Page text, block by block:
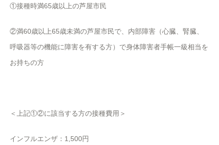
①接種時満65歳以上の芦屋市民
②満60歳以上65歳未満の芦屋市民で、内部障害（心臓、腎臓、
呼吸器等の機能に障害を有する方）で身体障害者手帳一級相当を
お持ちの方
＜上記①②に該当する方の接種費用＞
インフルエンザ：1,500円